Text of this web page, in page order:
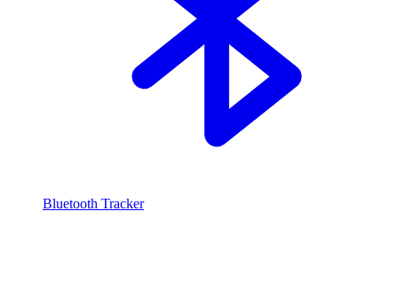
Bluetooth Tracker